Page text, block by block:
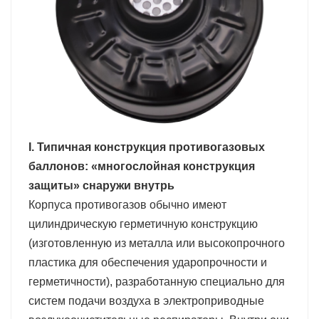
I. Типичная конструкция противогазовых
баллонов: «многослойная конструкция
защиты» снаружи внутрь
Корпуса противогазов обычно имеют
цилиндрическую герметичную конструкцию
(изготовленную из металла или высокопрочного
пластика для обеспечения ударопрочности и
герметичности), разработанную специально для
систем подачи воздуха в электроприводные